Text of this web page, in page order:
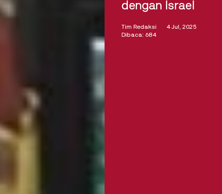
dengan Israel
Tim Redaksi
4 Jul, 2025
Dibaca: 684